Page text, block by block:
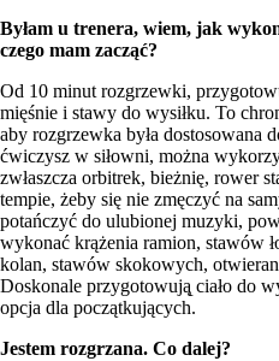
Byłam u trenera, wiem, jak
czego mam zacząć?
Od 10 minut rozgrzewki,
mięśnie i stawy do wysiłku. To
aby rozgrzewka była dostosowana
ćwiczysz w siłowni, można
zwłaszcza orbitrek, bieżnię, rower
tempie, żeby się nie zmęczyć na
potańczyć do ulubionej muzyki,
wykonać krążenia ramion, stawów
kolan, stawów skokowych,
Doskonale przygotowują̨ ciało do
opcja dla początkujących.
Jestem rozgrzana. Co dalej?